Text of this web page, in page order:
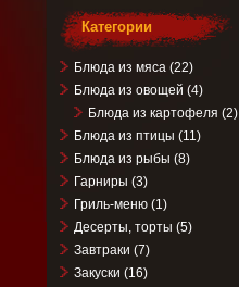
Категории
Блюда из мяса(22)
Блюда из овощей (4)
Блюда из картофеля (2)
Блюда из птицы (11)
Блюда из рыбы (8)
Гарниры (3)
Гриль-меню(1)
Десерты, торты (5)
Завтраки (7)
Закуски (16)